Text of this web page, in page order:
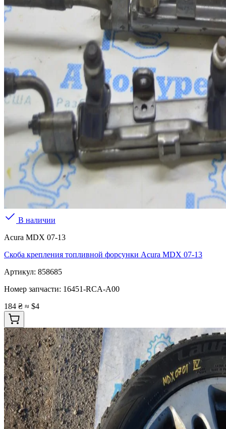
В наличии
Acura MDX 07-13
Скоба крепления топливной форсунки Acura MDX 07-13
Артикул: 858685
Номер запчасти: 16451-RCA-A00
184 ₴ ≈ $4